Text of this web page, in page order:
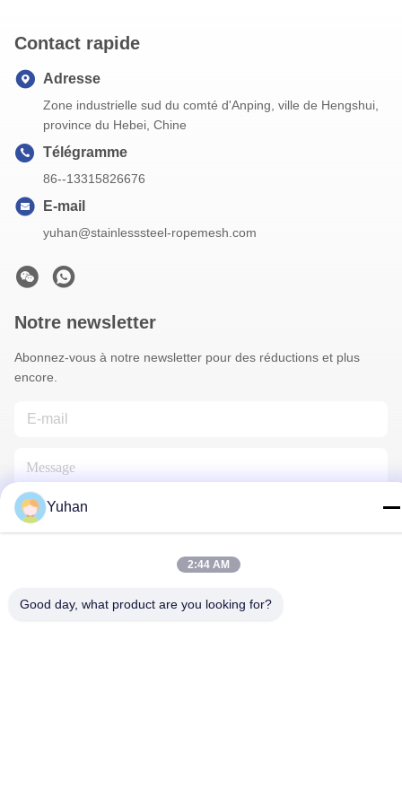
Contact rapide
Adresse
Zone industrielle sud du comté d'Anping, ville de Hengshui,
province du Hebei, Chine
Télégramme
86--13315826676
E-mail
yuhan@stainlesssteel-ropemesh.com
Notre newsletter
Abonnez-vous à notre newsletter pour des réductions et plus
encore.
Yuhan
2:44 AM
Good day, what product are you looking for?